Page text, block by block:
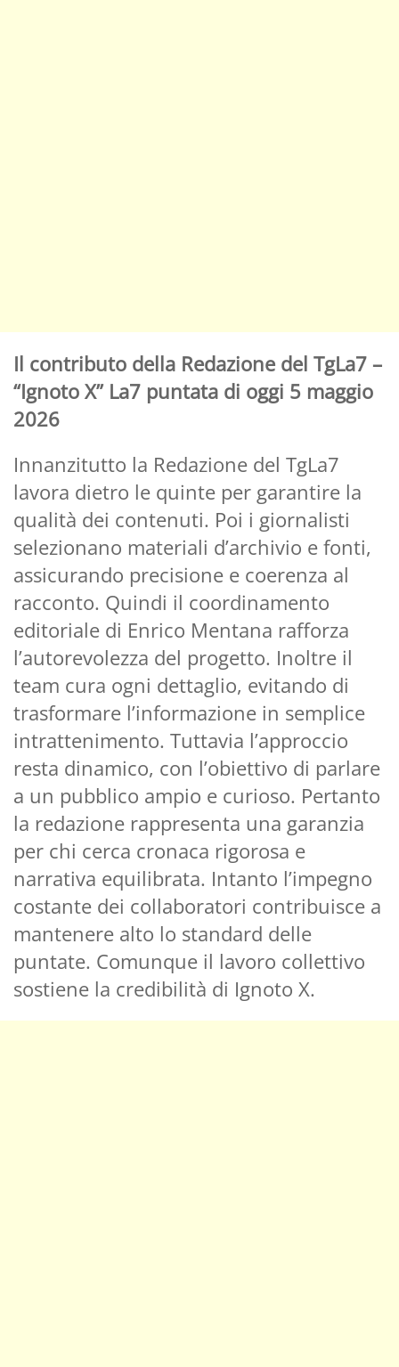
Il contributo della Redazione del TgLa7 –
“Ignoto X” La7 puntata di oggi 5 maggio
2026
Innanzitutto la Redazione del TgLa7
lavora dietro le quinte per garantire la
qualità dei contenuti. Poi i giornalisti
selezionano materiali d’archivio e fonti,
assicurando precisione e coerenza al
racconto. Quindi il coordinamento
editoriale di Enrico Mentana rafforza
l’autorevolezza del progetto. Inoltre il
team cura ogni dettaglio, evitando di
trasformare l’informazione in semplice
intrattenimento. Tuttavia l’approccio
resta dinamico, con l’obiettivo di parlare
a un pubblico ampio e curioso. Pertanto
la redazione rappresenta una garanzia
per chi cerca cronaca rigorosa e
narrativa equilibrata. Intanto l’impegno
costante dei collaboratori contribuisce a
mantenere alto lo standard delle
puntate. Comunque il lavoro collettivo
sostiene la credibilità di Ignoto X.